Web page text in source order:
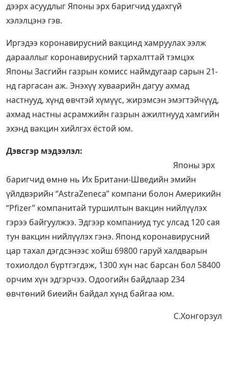
дээрх асуудлыг Японы эрх баригчид удахгүй
хэлэлцэнэ гэв.
Иргэдээ коронавирусний вакцинд хамруулах ээлж
дарааллыг коронавирусний тархалттай тэмцэх
Японы Засгийн газрын комисс наймдугаар сарын 21-
нд гаргасан аж. Энэхүү хуваарийн дагуу ахмад
настнууд, хүнд өвчтэй хүмүүс, жирэмсэн эмэгтэйчүүд,
ахмад настны асрамжийн газрын ажилтнууд хамгийн
эхэнд вакцин хийлгэх ёстой юм.
Дэвсгэр мэдээлэл:
Японы эрх
баригчид өмнө нь Их Британи-Шведийн эмийн
үйлдвэрийн “AstraZeneca” компани болон Америкийн
“Pfizer” компанитай туршилтын вакцин нийлүүлэх
гэрээ байгуулжээ. Эдгээр компаниуд тус улсад 120 сая
тун вакцин нийлүүлэх гэнэ. Японд коронавирусний
цар тахал дэгдсэнээс хойш 69800 гаруй халдварын
тохиолдол бүртгэгдэж, 1300 хүн нас барсан бол 58400
орчим хүн эдгэрчээ. Одоогийн байдлаар 234
өвчтөний биеийн байдал хүнд байгаа юм.
C.Хонгорзул